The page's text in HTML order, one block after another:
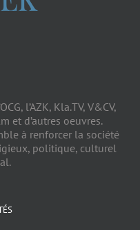
l’AZK, Kla.TV, V&CV,
et d’autres oeuvres.
à renforcer la société
politique, culturel